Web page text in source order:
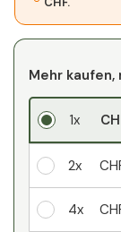
Mehr kaufen,
1x
2x
4x